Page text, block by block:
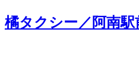
橘タクシー／阿南駅